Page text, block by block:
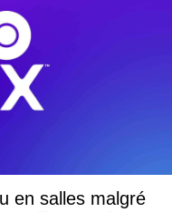
en salles malgré